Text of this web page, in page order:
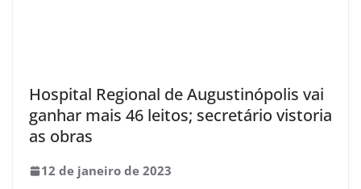
Hospital Regional de Augustinópolis vai
ganhar mais 46 leitos; secretário vistoria
as obras
12 de janeiro de 2023